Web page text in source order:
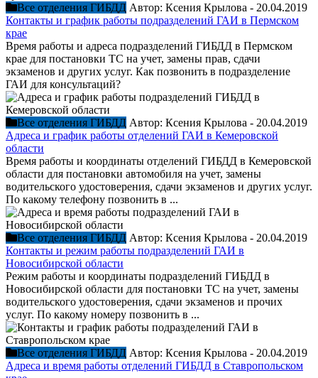
Все отделения ГИБДД Автор: Ксения Крылова - 20.04.2019
Контакты и график работы подразделений ГАИ в Пермском
крае
Время работы и адреса подразделений ГИБДД в Пермском
крае для постановки ТС на учет, замены прав, сдачи
экзаменов и других услуг. Как позвонить в подразделение
ГАИ для консультаций?
Все отделения ГИБДД Автор: Ксения Крылова - 20.04.2019
Адреса и график работы отделений ГАИ в Кемеровской
области
Время работы и координаты отделений ГИБДД в Кемеровской
области для постановки автомобиля на учет, замены
водительского удостоверения, сдачи экзаменов и других услуг.
По какому телефону позвонить в ...
Все отделения ГИБДД Автор: Ксения Крылова - 20.04.2019
Контакты и режим работы подразделений ГАИ в
Новосибирской области
Режим работы и координаты подразделений ГИБДД в
Новосибирской области для постановки ТС на учет, замены
водительского удостоверения, сдачи экзаменов и прочих
услуг. По какому номеру позвонить в ...
Все отделения ГИБДД Автор: Ксения Крылова - 20.04.2019
Адреса и время работы отделений ГИБДД в Ставропольском